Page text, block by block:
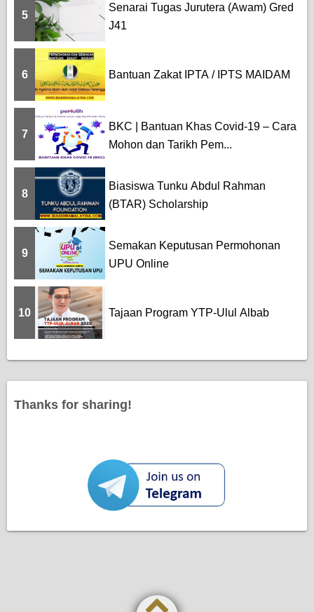
5
Senarai Tugas Jurutera (Awam) Gred
J41
6 Bantuan Zakat IPTA / IPTS MAIDAM
7
BKC | Bantuan Khas Covid-19 – Cara
Mohon dan Tarikh Pem...
8
Biasiswa Tunku Abdul Rahman
(BTAR) Scholarship
9
Semakan Keputusan Permohonan
UPU Online
10 Tajaan Program YTP-Ulul Albab
Thanks for sharing!